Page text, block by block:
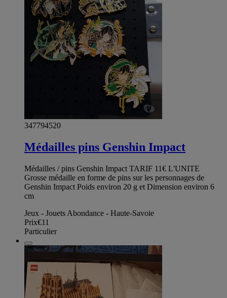
347794520
Médailles pins Genshin Impact
Médailles / pins Genshin Impact TARIF 11€ L'UNITE
Grosse médaille en forme de pins sur les personnages de
Genshin Impact Poids environ 20 g et Dimension environ 6
cm
Jeux - Jouets Abondance - Haute-Savoie
Prix€11
Particulier